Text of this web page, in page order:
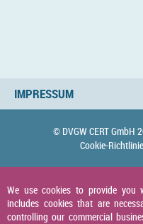
IMPRESSUM
© DVGW CERT GmbH
Cookie-
We use cookies to provide you
includes cookies that are
controlling our commercial